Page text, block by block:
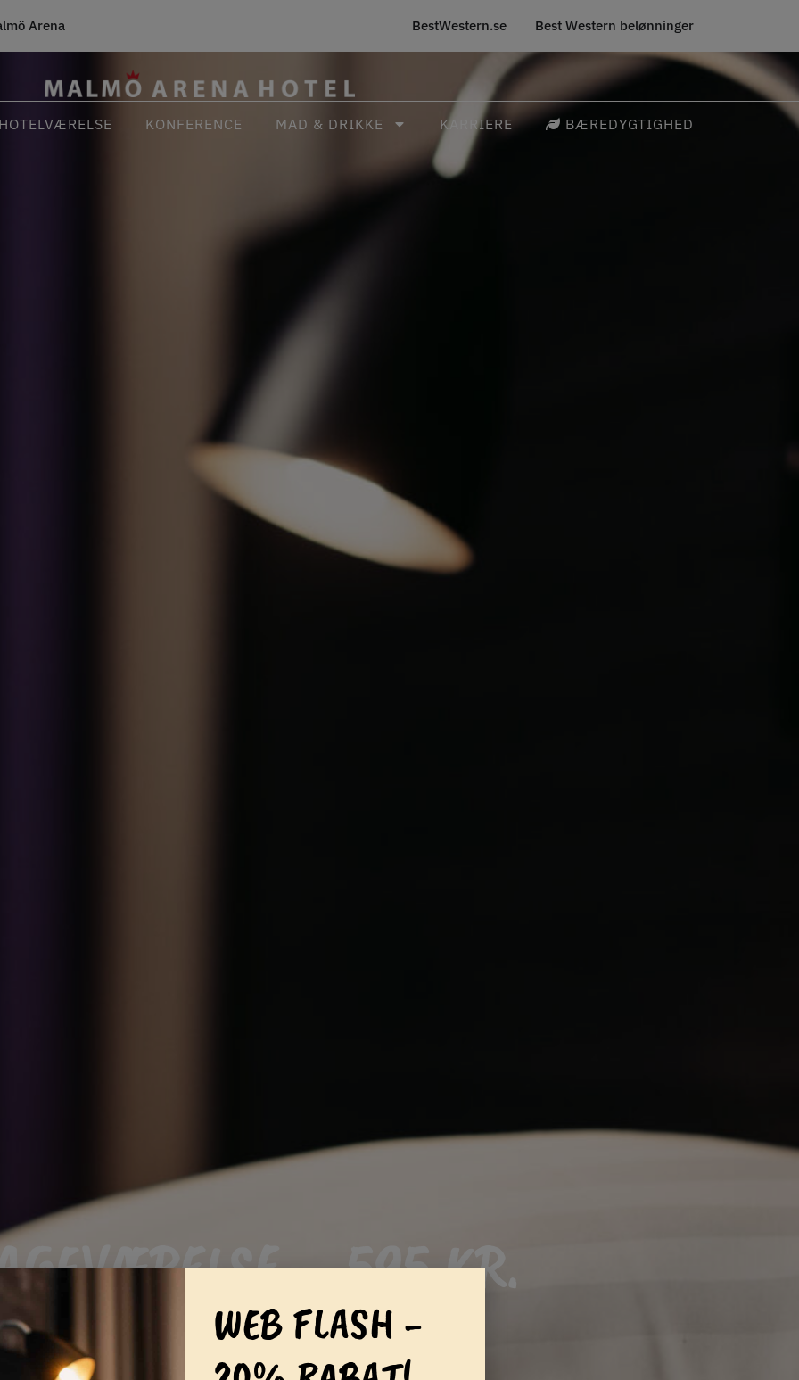
Arena BestWestern.se Best Western belønninger
KONFERENCE MAD & DRIKKE KARRIERE BÆREDYGTIGHED
– 595 KR.
WEB FLASH -